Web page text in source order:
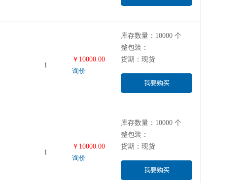
1
￥10000.00
询价
库存数量：10000 个
整包装：
货期：现货
我要购买
1
￥10000.00
询价
库存数量：10000 个
整包装：
货期：现货
我要购买